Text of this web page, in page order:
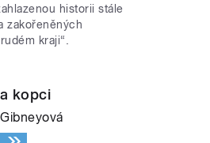
historii stále
zakořeněných
kraji“.
kopci